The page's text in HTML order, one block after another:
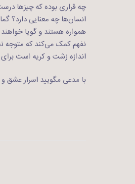
چه قراری بوده که چیزها
انسان‌ها چه معنایی دارد؟
همواره هستند و گویا
نفهم کمک می‌کند که متوجه
اندازه زشت و کریه است
با مدعی مگویید اسرار عشق